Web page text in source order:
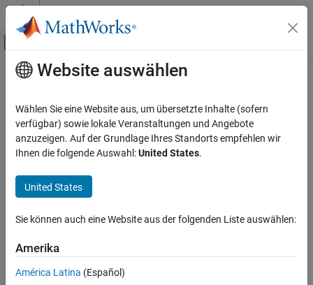
Weiter zum Inhalt
Umschaltung für Off-Canvas-
Startseite der Dokumentation
Hauptinhalt
How useful was this information?
Website auswählen
Wählen Sie eine Website aus, um übersetzte Inhalte (sofern
verfügbar) sowie lokale Veranstaltungen und Angebote
anzuzeigen. Auf der Grundlage Ihres Standorts empfehlen wir
Ihnen die folgende Auswahl:United States.
United States
Sie können auch eine Website aus der folgenden Liste auswählen:
Amerika
América Latina (Español)